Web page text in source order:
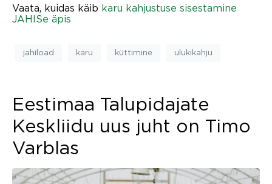
Vaata, kuidas käib karu kahjustuse sisestamine
JAHISe äpis
jahiload karu küttimine ulukikahju
Eestimaa Talupidajate
Keskliidu uus juht on Timo
Varblas